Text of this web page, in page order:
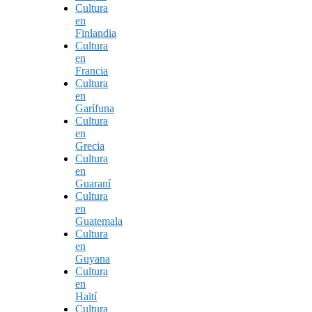
Cultura
en
Finlandia
Cultura
en
Francia
Cultura
en
Garífuna
Cultura
en
Grecia
Cultura
en
Guaraní
Cultura
en
Guatemala
Cultura
en
Guyana
Cultura
en
Haití
Cultura